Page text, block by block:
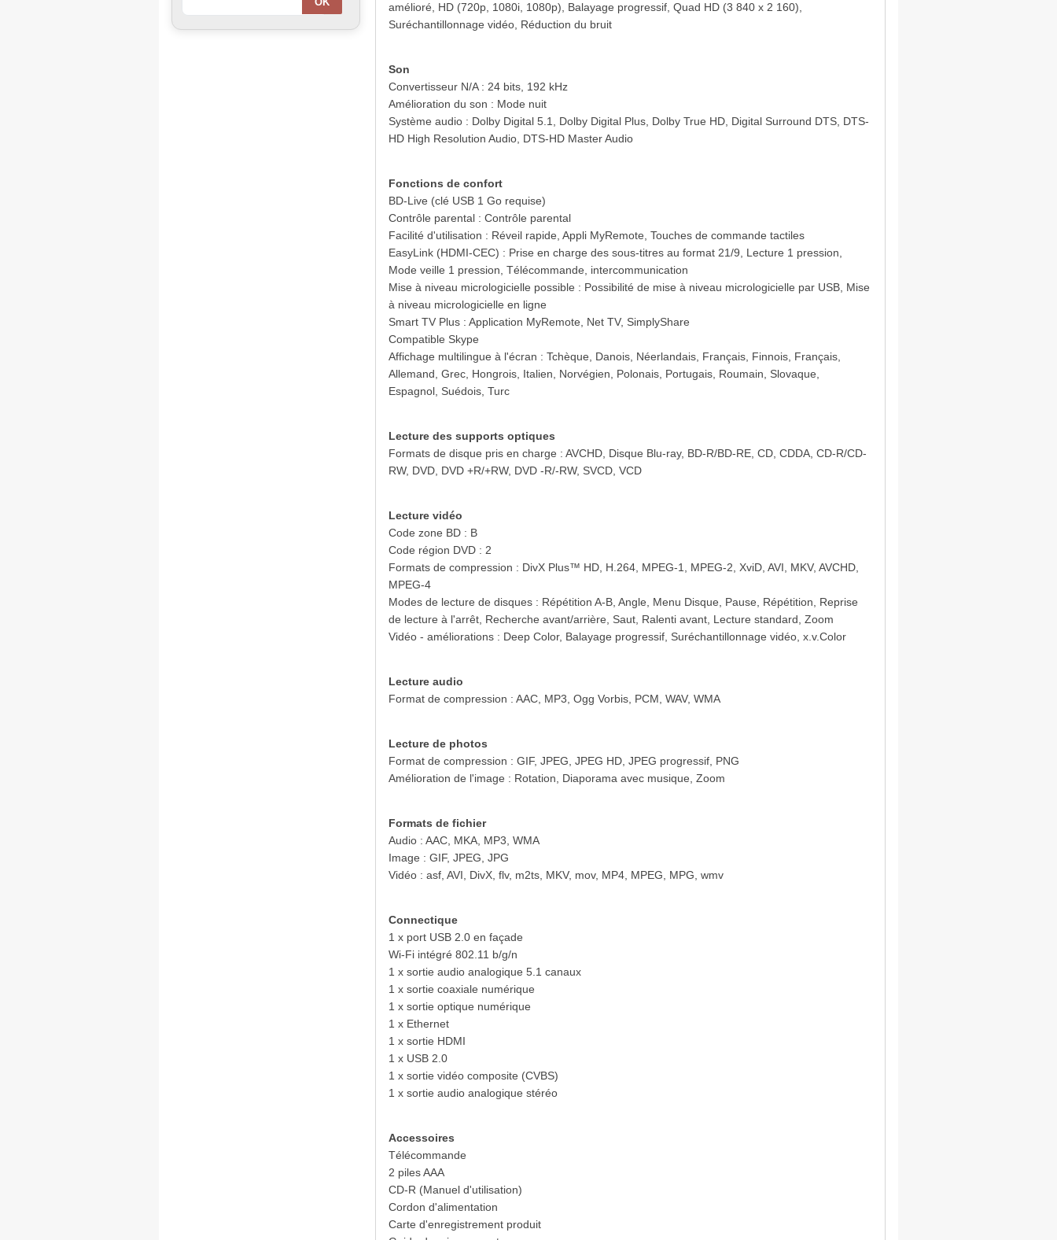
amélioré, HD (720p, 1080i, 1080p), Balayage progressif, Quad HD (3 840 x 2 160),
Suréchantillonnage vidéo, Réduction du bruit
Son
Convertisseur N/A : 24 bits, 192 kHz
Amélioration du son : Mode nuit
Système audio : Dolby Digital 5.1, Dolby Digital Plus, Dolby True HD, Digital Surround DTS, DTS-
HD High Resolution Audio, DTS-HD Master Audio
Fonctions de confort
BD-Live (clé USB 1 Go requise)
Contrôle parental : Contrôle parental
Facilité d'utilisation : Réveil rapide, Appli MyRemote, Touches de commande tactiles
EasyLink (HDMI-CEC) : Prise en charge des sous-titres au format 21/9, Lecture 1 pression,
Mode veille 1 pression, Télécommande, intercommunication
Mise à niveau micrologicielle possible : Possibilité de mise à niveau micrologicielle par USB, Mise
à niveau micrologicielle en ligne
Smart TV Plus : Application MyRemote, Net TV, SimplyShare
Compatible Skype
Affichage multilingue à l'écran : Tchèque, Danois, Néerlandais, Français, Finnois, Français,
Allemand, Grec, Hongrois, Italien, Norvégien, Polonais, Portugais, Roumain, Slovaque,
Espagnol, Suédois, Turc
Lecture des supports optiques
Formats de disque pris en charge : AVCHD, Disque Blu-ray, BD-R/BD-RE, CD, CDDA, CD-R/CD-
RW, DVD, DVD +R/+RW, DVD -R/-RW, SVCD, VCD
Lecture vidéo
Code zone BD : B
Code région DVD : 2
Formats de compression : DivX Plus™ HD, H.264, MPEG-1, MPEG-2, XviD, AVI, MKV, AVCHD,
MPEG-4
Modes de lecture de disques : Répétition A-B, Angle, Menu Disque, Pause, Répétition, Reprise
de lecture à l'arrêt, Recherche avant/arrière, Saut, Ralenti avant, Lecture standard, Zoom
Vidéo - améliorations : Deep Color, Balayage progressif, Suréchantillonnage vidéo, x.v.Color
Lecture audio
Format de compression : AAC, MP3, Ogg Vorbis, PCM, WAV, WMA
Lecture de photos
Format de compression : GIF, JPEG, JPEG HD, JPEG progressif, PNG
Amélioration de l'image : Rotation, Diaporama avec musique, Zoom
Formats de fichier
Audio : AAC, MKA, MP3, WMA
Image : GIF, JPEG, JPG
Vidéo : asf, AVI, DivX, flv, m2ts, MKV, mov, MP4, MPEG, MPG, wmv
Connectique
1 x port USB 2.0 en façade
Wi-Fi intégré 802.11 b/g/n
1 x sortie audio analogique 5.1 canaux
1 x sortie coaxiale numérique
1 x sortie optique numérique
1 x Ethernet
1 x sortie HDMI
1 x USB 2.0
1 x sortie vidéo composite (CVBS)
1 x sortie audio analogique stéréo
Accessoires
Télécommande
2 piles AAA
CD-R (Manuel d'utilisation)
Cordon d'alimentation
Carte d'enregistrement produit